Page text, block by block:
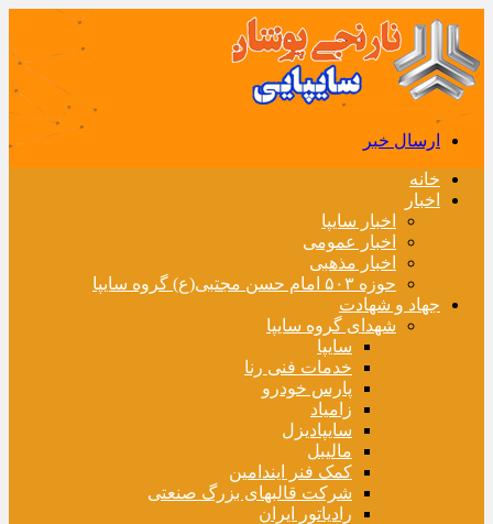
ارسال خبر
خانه
اخبار
اخبار سایپا
اخبار عمومی
اخبار مذهبی
حوزه ۵۰۳ امام حسن مجتبی(ع) گروه سایپا
جهاد و شهادت
شهدای گروه سایپا
سایپا
خدمات فنی رنا
پارس خودرو
زامیاد
سایپادیزل
مالیبل
کمک فنر ایندامین
شرکت قالبهای بزرگ صنعتی
رادیاتور ایران